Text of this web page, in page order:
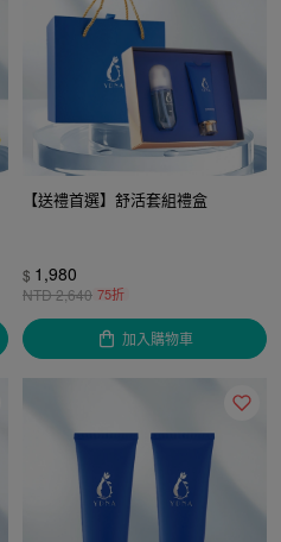
【送禮首選】舒活套組禮盒
$ 1,980
NTD2,640 75折
加入購物車